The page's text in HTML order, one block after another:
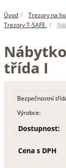
Úvod Trezory na
Trezory T-SAFE
třída I
Bezpečnostní
Výrobce:
Dostupnost:
Cena s DPH